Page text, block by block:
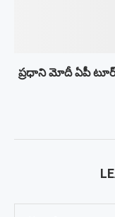
ప్రధాని మోదీ ఏపీ టూర్